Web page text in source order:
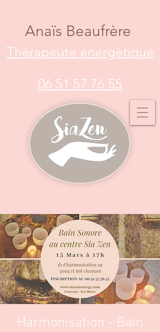
Anaïs Beaufrère
Thérapeute énergétique
06 51 57 76 55
Harmonisation - Bain